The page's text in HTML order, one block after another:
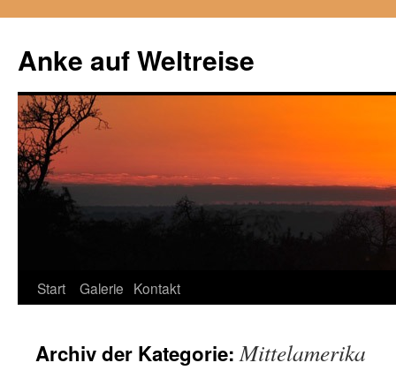
Anke auf Weltreise
Zum
springen
Start Galerie Kontakt
Archiv der Kategorie:Mittelamerika